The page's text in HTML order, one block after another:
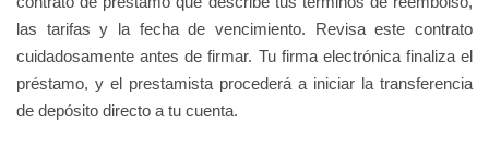
las tarifas y la fecha de vencimiento. Revisa este contrato
cuidadosamente antes de firmar. Tu firma electrónica finaliza el
préstamo, y el prestamista procederá a iniciar la transferencia
de depósito directo a tu cuenta.